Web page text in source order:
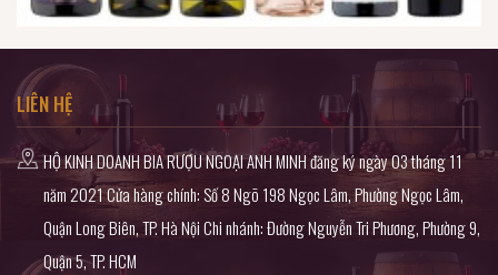
LIÊN HỆ
HỘ KINH DOANH BIA RƯỢU NGOẠI ANH MINH đăng ký ngày 03 tháng 11
năm 2021 Cửa hàng chính: Số 8 Ngõ 198 Ngọc Lâm, Phường Ngọc Lâm,
Quận Long Biên, TP. Hà Nội Chi nhánh: Đường Nguyễn Tri Phương, Phường 9,
Quận 5, TP. HCM